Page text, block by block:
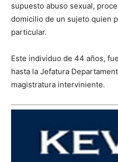
supuesto abuso sexual,
domicilio de un sujeto quien
particular.
Este individuo de 44 años,
hasta la Jefatura
magistratura interviniente.